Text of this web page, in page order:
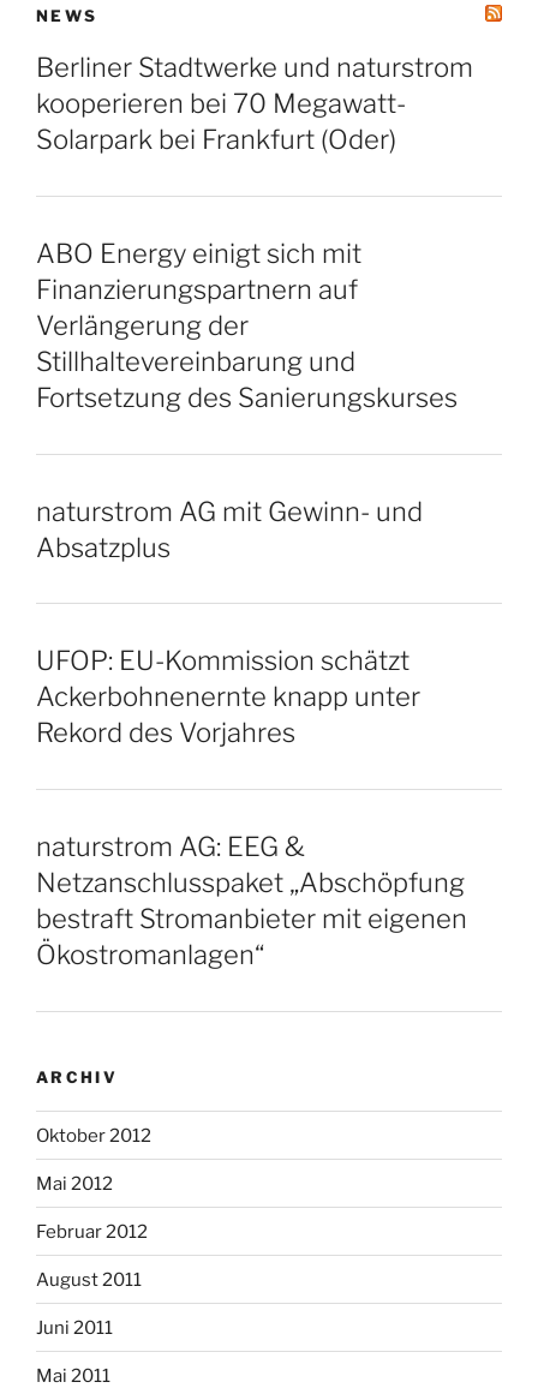
NEWS
Berliner Stadtwerke und naturstrom
kooperieren bei 70 Megawatt-
Solarpark bei Frankfurt (Oder)
ABO Energy einigt sich mit
Finanzierungspartnern auf
Verlängerung der
Stillhaltevereinbarung und
Fortsetzung des Sanierungskurses
naturstrom AG mit Gewinn- und
Absatzplus
UFOP: EU-Kommission schätzt
Ackerbohnenernte knapp unter
Rekord des Vorjahres
naturstrom AG: EEG &
Netzanschlusspaket „Abschöpfung
bestraft Stromanbieter mit eigenen
Ökostromanlagen“
ARCHIV
Oktober 2012
Mai 2012
Februar 2012
August 2011
Juni 2011
Mai 2011